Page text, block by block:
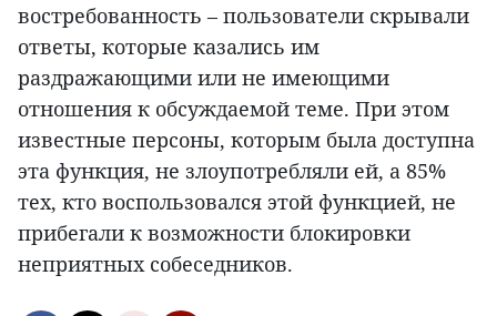
востребованность – пользователи скрывали
ответы, которые казались им
раздражающими или не имеющими
отношения к обсуждаемой теме. При этом
известные персоны, которым была доступна
эта функция, не злоупотребляли ей, а 85%
тех, кто воспользовался этой функцией, не
прибегали к возможности блокировки
неприятных собеседников.